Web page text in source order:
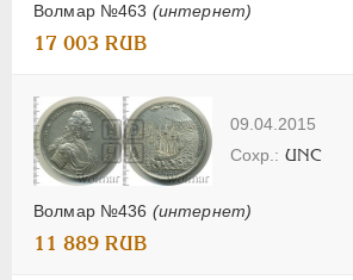
Волмар №463 (интернет)
17 003 RUB
09.04.2015
Волмар №436 (интернет)
UNC
11 889 RUB